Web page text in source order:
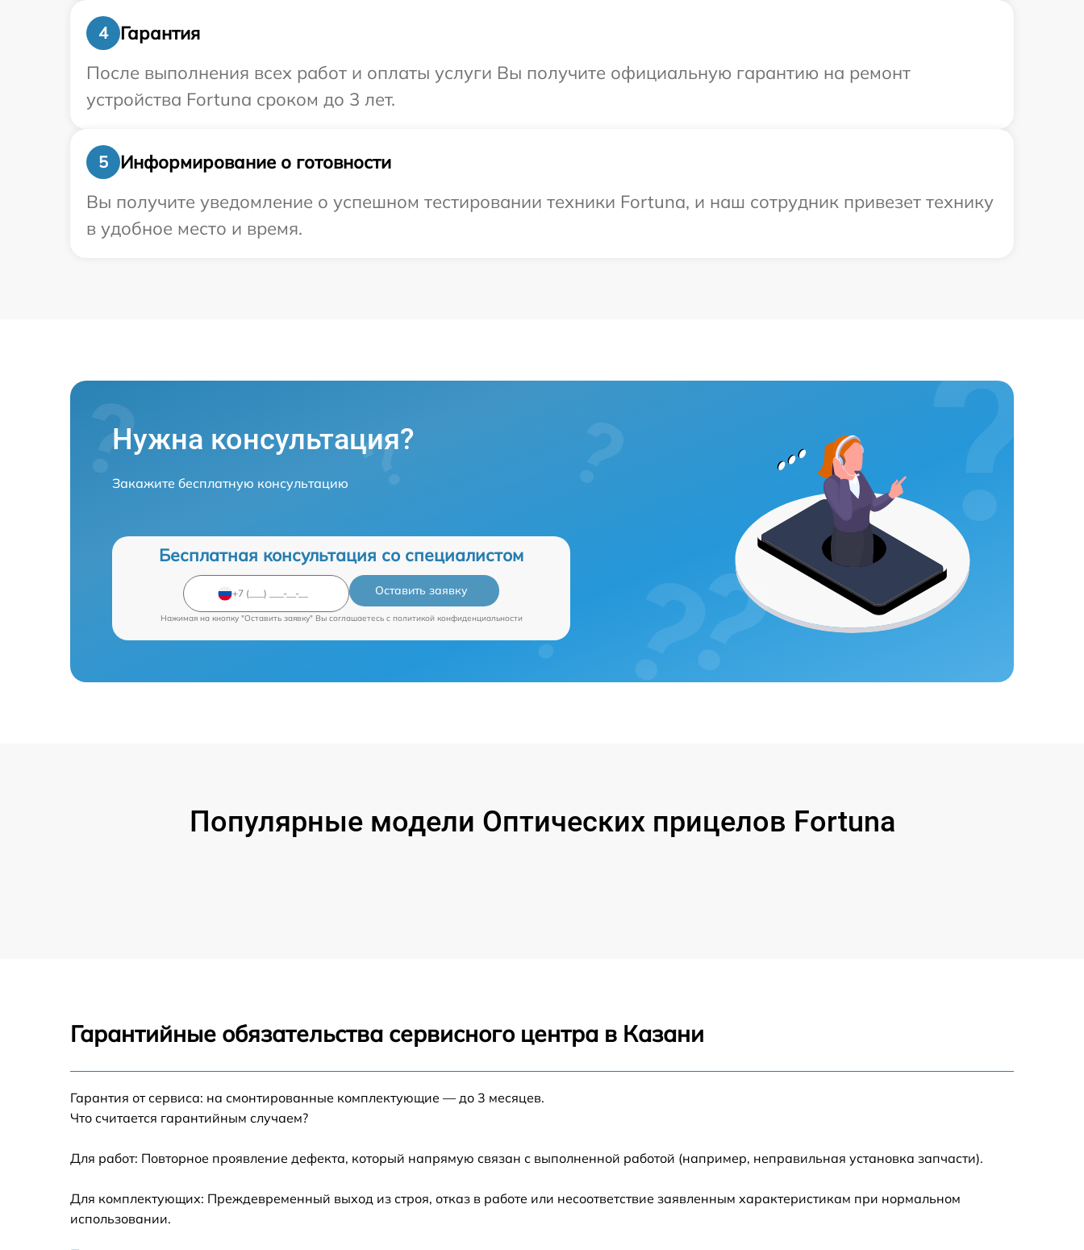
4
Гарантия
После выполнения всех работ и оплаты услуги Вы получите официальную гарантию на ремонт
устройства Fortuna сроком до 3 лет.
5
Информирование о готовности
Вы получите уведомление о успешном тестировании техники Fortuna, и наш сотрудник привезет технику
в удобное место и время.
Нужна консультация?
Закажите бесплатную консультацию
Бесплатная консультация со специалистом
Оставить заявку
Нажимая на кнопку "Оставить заявку" Вы соглашаетесь c политикой конфиденциальности
Популярные модели Оптических прицелов Fortuna
Гарантийные обязательства сервисного центра в Казани
Гарантия от сервиса: на смонтированные комплектующие — до 3 месяцев.
Что считается гарантийным случаем?
Для работ: Повторное проявление дефекта, который напрямую связан с выполненной работой (например, неправильная установка запчасти).
Для комплектующих: Преждевременный выход из строя, отказ в работе или несоответствие заявленным характеристикам при нормальном
использовании.